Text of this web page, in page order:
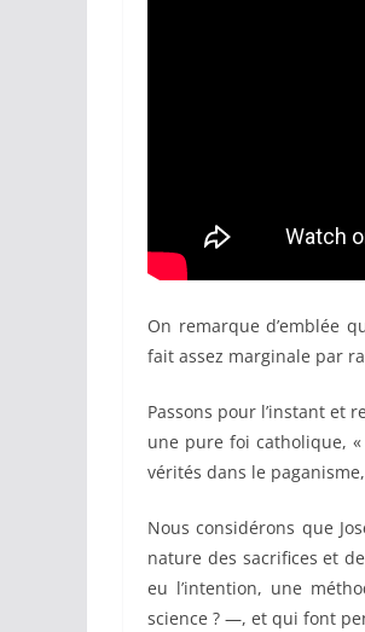
On remarque d’emblée
fait assez marginale par
Passons pour l’instant et
une pure foi catholique,
vérités dans le paganisme,
Nous considérons que
nature des sacrifices et
eu l’intention, une
science ? —, et qui font